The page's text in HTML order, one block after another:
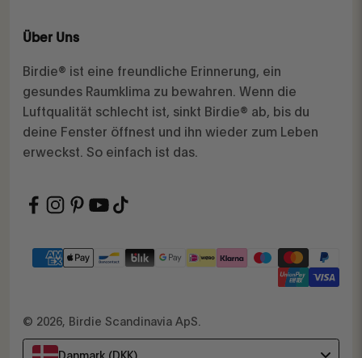
Über Uns
Birdie® ist eine freundliche Erinnerung, ein
gesundes Raumklima zu bewahren. Wenn die
Luftqualität schlecht ist, sinkt Birdie® ab, bis du
deine Fenster öffnest und ihn wieder zum Leben
erweckst. So einfach ist das.
© 2026, Birdie Scandinavia ApS.